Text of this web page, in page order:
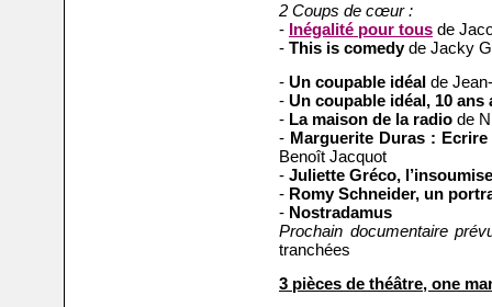
2 Coups de cœur :
- Inégalité pour tous de
- This is comedyde Jacky
- Un coupable idéal de
- Un coupable idéal, 10 ans
- La maison de la radio de
- Marguerite Duras :
Benoît Jacquot
- Juliette Gréco, l’insoumise
- Romy Schneider, un
- Nostradamus
Prochain documentaire
tranchées
3 pièces de théâtre, one